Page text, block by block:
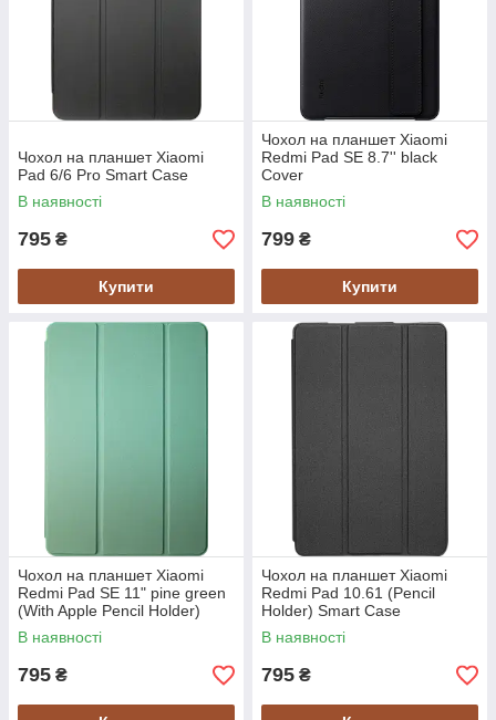
Чохол на планшет Xiaomi
Pad 6/6 Pro Smart Case
В наявності
795 ₴
Купити
Чохол на планшет Xiaomi
Redmi Pad SE 8.7'' black
Cover
В наявності
799 ₴
Купити
Чохол на планшет Xiaomi
Redmi Pad SE 11" pine green
(With Apple Pencil Holder)
Smart Case
В наявності
795 ₴
Чохол на планшет Xiaomi
Redmi Pad 10.61 (Pencil
Holder) Smart Case
В наявності
795 ₴